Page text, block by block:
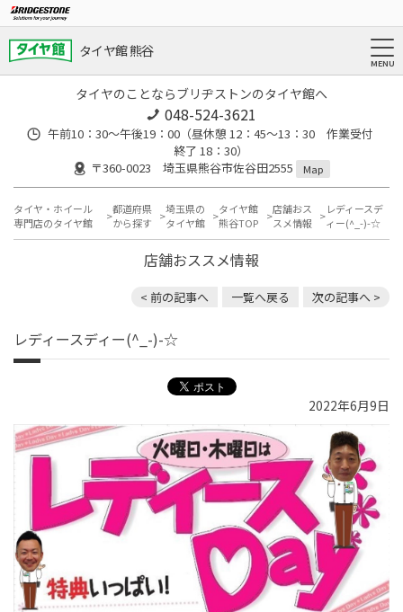
タイヤ館 熊谷
タイヤのことならブリヂストンのタイヤ館へ
048-524-3621
午前10：30～午後19：00（昼休憩 12：45～13：30 作業受付
終了 18：30）
〒360-0023 埼玉県熊谷市佐谷田2555
Map
タイヤ・ホイール
専門店のタイヤ館
都道府県
から探す
埼玉県の
タイヤ館
タイヤ館
熊谷TOP
店舗おス
スメ情報
レディースデ
ィー(^_-)-☆
店舗おススメ情報
< 前の記事へ 一覧へ戻る 次の記事へ >
レディースディー(^_-)-☆
2022年6月9日